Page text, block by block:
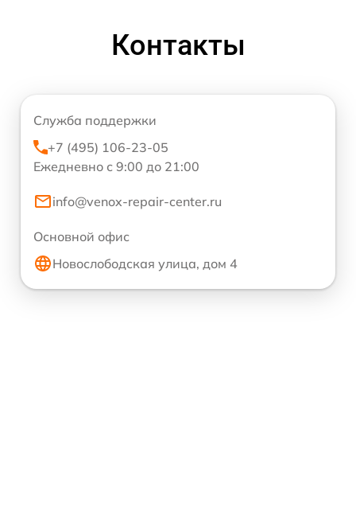
Контакты
Служба поддержки
+7 (495) 106-23-05
Ежедневно с 9:00 до 21:00
info@venox-repair-center.ru
Основной офис
Новослободская улица, дом 4